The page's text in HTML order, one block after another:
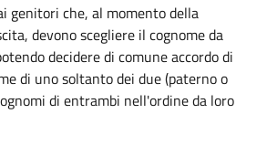
genitori che, al momento della
devono scegliere il cognome da
decidere di comune accordo di
di uno soltanto dei due (paterno o
di entrambi nell'ordine da loro